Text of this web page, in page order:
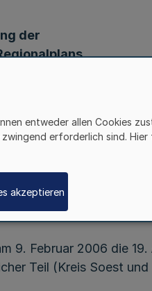
der
Dortmund
Sundern
2006
9. Februar 2006 die
Teil (Kreis Soest
entweder allen Cookies
erforderlich sind. Hier
akzeptieren